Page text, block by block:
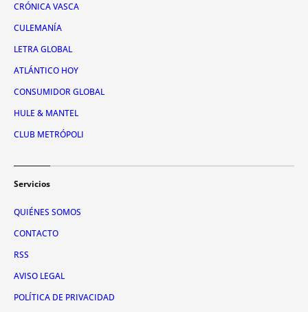
CRÓNICA VASCA
CULEMANÍA
LETRA GLOBAL
ATLÁNTICO HOY
CONSUMIDOR GLOBAL
HULE & MANTEL
CLUB METRÓPOLI
Servicios
QUIÉNES SOMOS
CONTACTO
RSS
AVISO LEGAL
POLÍTICA DE PRIVACIDAD